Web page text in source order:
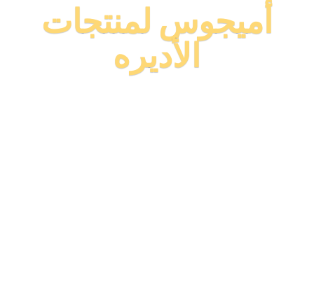
أميجوس لمنتجات
الأديره